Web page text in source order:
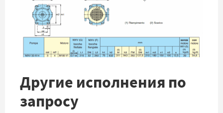
Другие исполнения по
запросу